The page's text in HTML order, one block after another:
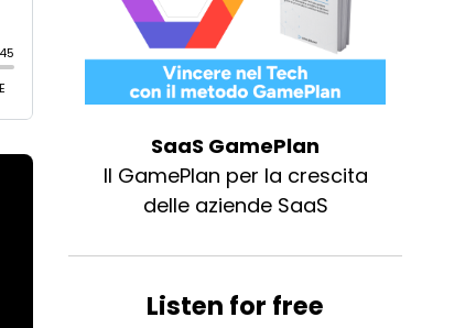
SaaS GamePlan
Il GamePlan per la crescita
delle aziende SaaS
Listen for free